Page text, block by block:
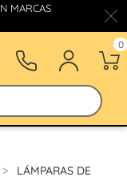
MARCAS
0
LÁMPARAS DE